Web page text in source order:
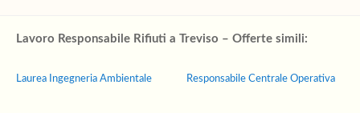
Lavoro Responsabile Rifiuti a Treviso – Offerte simili:
Laurea Ingegneria Ambientale Responsabile Centrale Operativa